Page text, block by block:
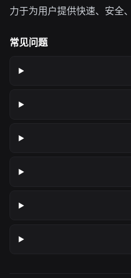
力于为用户提供快速、安全
常见问题